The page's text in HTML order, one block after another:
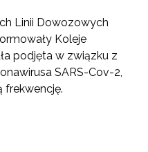
Linii Dowozowych
Koleje
podjęta w związku z
SARS-Cov-2,
frekwencję.